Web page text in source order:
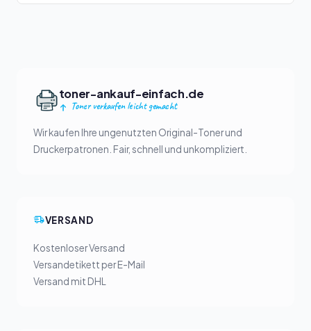
toner-ankauf-einfach.de
Toner verkaufen leicht gemacht
Wir kaufen Ihre ungenutzten Original-Toner und
Druckerpatronen. Fair, schnell und unkompliziert.
VERSAND
Kostenloser Versand
Versandetikett per E-Mail
Versand mit DHL